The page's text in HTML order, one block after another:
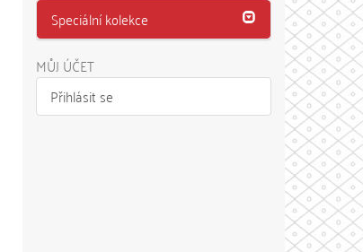
Speciální kolekce
MŮJ ÚČET
Přihlásit se